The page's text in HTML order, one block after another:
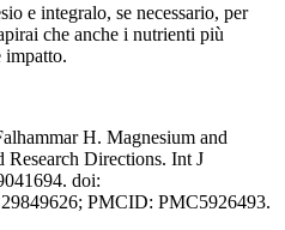
e integralo, se necessario, per
che anche i nutrienti più
impatto.
H. Magnesium and
Research Directions. Int J
doi:
PMCID: PMC5926493.